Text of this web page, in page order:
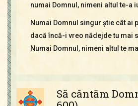
numai Domnul, nimeni altul te-a
Numai Domnul singur ştie cât ai
dacă încă-i vreo nădejde tu mai
Numai Domnul, nimeni altul te
Să cântăm